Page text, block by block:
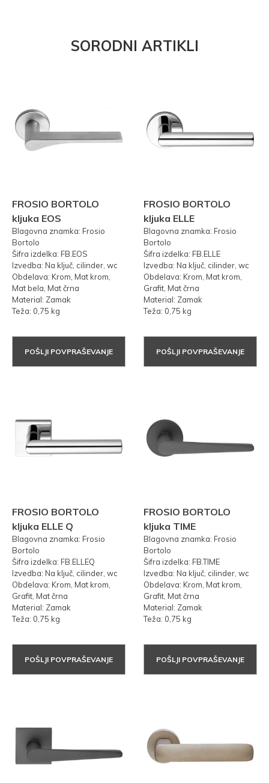
SORODNI ARTIKLI
FROSIO BORTOLO
kljuka EOS
Blagovna znamka: Frosio
Bortolo
Šifra izdelka: FB.EOS
Izvedba: Na ključ, cilinder, wc
Obdelava: Krom, Mat krom,
Mat bela, Mat črna
Material: Zamak
Teža: 0,75 kg
POŠLJI POVPRAŠEVANJE
FROSIO BORTOLO
kljuka ELLE
Blagovna znamka: Frosio
Bortolo
Šifra izdelka: FB.ELLE
Izvedba: Na ključ, cilinder, wc
Obdelava: Krom, Mat krom,
Grafit, Mat črna
Material: Zamak
Teža: 0,75 kg
POŠLJI POVPRAŠEVANJE
FROSIO BORTOLO
kljuka ELLE Q
Blagovna znamka: Frosio
Bortolo
Šifra izdelka: FB.ELLEQ
Izvedba: Na ključ, cilinder, wc
Obdelava: Krom, Mat krom,
Grafit, Mat črna
Material: Zamak
Teža: 0,75 kg
POŠLJI POVPRAŠEVANJE
FROSIO BORTOLO
kljuka TIME
Blagovna znamka: Frosio
Bortolo
Šifra izdelka: FB.TIME
Izvedba: Na ključ, cilinder, wc
Obdelava: Krom, Mat krom,
Grafit, Mat črna
Material: Zamak
Teža: 0,75 kg
POŠLJI POVPRAŠEVANJE